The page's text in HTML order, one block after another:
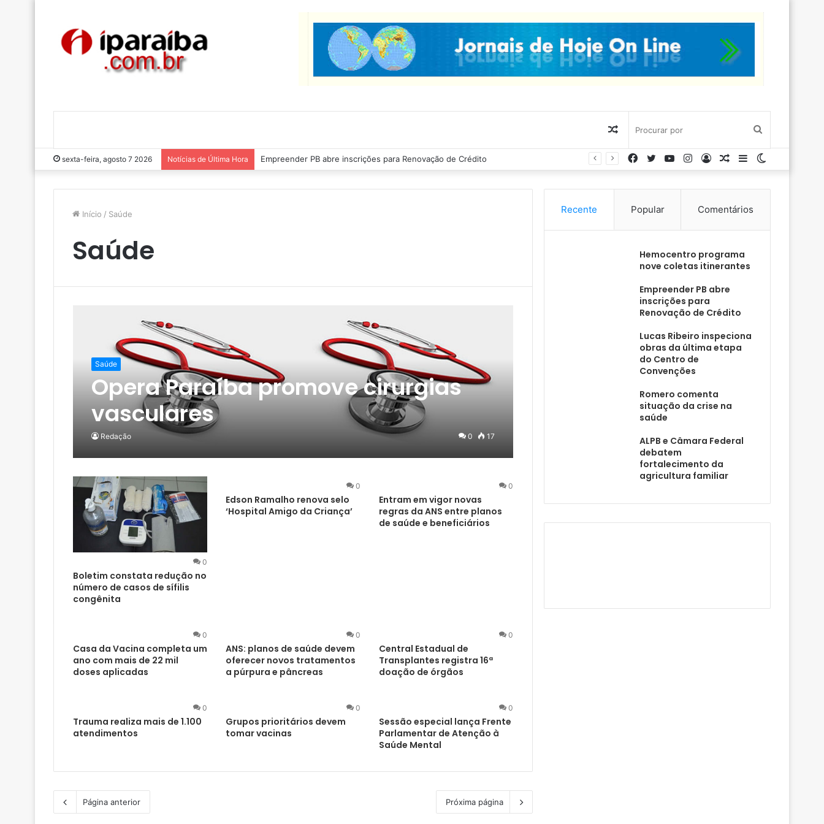
por
Artigo
aleatório
sexta-feira, agosto 7 2026 Notícias de Última Hora Empreender PB abre inscrições para Renovação de Crédito
Barra
Artigo
Entrar
Instagram
YouTube
Twitter
Facebook
Início / Saúde
Saúde
Saúde
Opera Paraíba promove cirurgias
vasculares
Redação 0 17
0
Boletim constata redução no
número de casos de sífilis
congênita
0
Edson Ramalho renova selo
‘Hospital Amigo da Criança’
0
Entram em vigor novas
regras da ANS entre planos
de saúde e beneficiários
0
Casa da Vacina completa um
ano com mais de 22 mil
doses aplicadas
0
ANS: planos de saúde devem
oferecer novos tratamentos
a púrpura e pâncreas
0
Central Estadual de
Transplantes registra 16ª
doação de órgãos
0
Trauma realiza mais de 1.100
atendimentos
0
Grupos prioritários devem
tomar vacinas
0
Sessão especial lança Frente
Parlamentar de Atenção à
Saúde Mental
Página anterior Próxima página
Recente Popular Comentários
Hemocentro programa
nove coletas itinerantes
Empreender PB abre
inscrições para
Renovação de Crédito
Lucas Ribeiro inspeciona
obras da última etapa
do Centro de
Convenções
Romero comenta
situação da crise na
saúde
ALPB e Câmara Federal
debatem
fortalecimento da
agricultura familiar